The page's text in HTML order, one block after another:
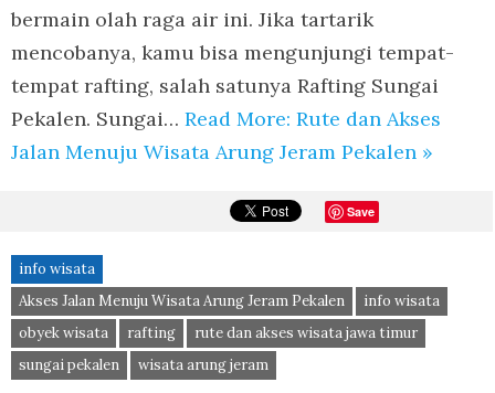
bermain olah raga air ini. Jika tartarik
mencobanya, kamu bisa mengunjungi tempat-
tempat rafting, salah satunya Rafting Sungai
Pekalen. Sungai… Read More: Rute dan Akses
Jalan Menuju Wisata Arung Jeram Pekalen »
Save
info wisata
Akses Jalan Menuju Wisata Arung Jeram Pekalen
info wisata
obyek wisata
rafting
rute dan akses wisata jawa timur
sungai pekalen
wisata arung jeram